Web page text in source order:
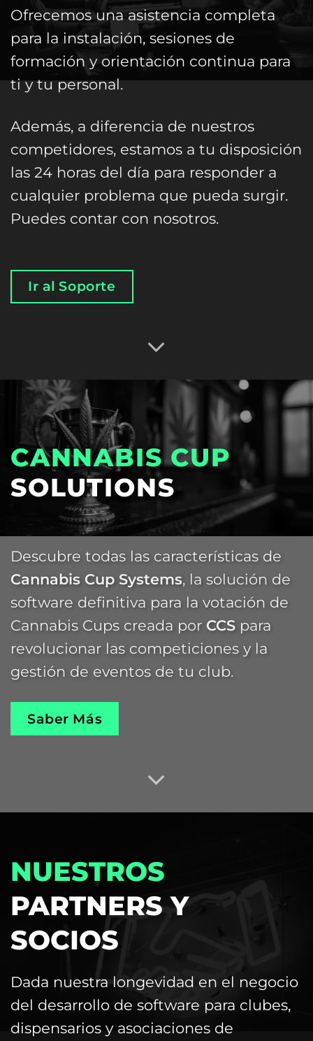
Ofrecemos una asistencia completa
para la instalación, sesiones de
formación y orientación continua para
ti y tu personal.
Además, a diferencia de nuestros
competidores, estamos a tu disposición
las 24 horas del día para responder a
cualquier problema que pueda surgir.
Puedes contar con nosotros.
Ir al Soporte
CANNABIS CUP
SOLUTIONS
Descubre todas las características de
Cannabis Cup Systems, la solución de
software definitiva para la votación de
Cannabis Cups creada por CCS para
revolucionar las competiciones y la
gestión de eventos de tu club.
Saber Más
NUESTROS
PARTNERS Y
SOCIOS
Dada nuestra longevidad en el negocio
del desarrollo de software para clubes,
dispensarios y asociaciones de